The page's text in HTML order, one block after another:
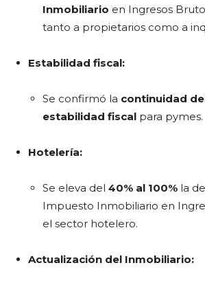
Inmobiliario en Ingresos
tanto a propietarios como a
Estabilidad fiscal:
Se confirmó la continuidad
estabilidad fiscal para pymes.
Hotelería:
Se eleva del 40% al 100% la
Impuesto Inmobiliario en
el sector hotelero.
Actualización del Inmobiliario: